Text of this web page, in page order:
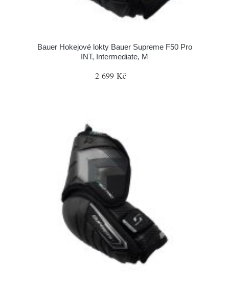
Bauer Hokejové lokty Bauer Supreme F50 Pro
INT, Intermediate, M
2 699 Kč